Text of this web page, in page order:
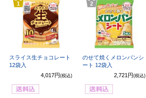
1
スライス生チョコレート
12袋入
4,017円 (税込)
2
のせて焼くメロンパンシ
ート 12袋入
2,721円 (税込)